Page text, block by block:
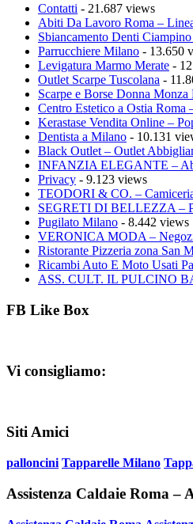
Contatti - 21.687 views
Abiti Da Lavoro Roma –
Sbiancamento Denti
Parrucchiere Milano - 13.650
Levigatura Marmo Merate -
Outlet Scarpe Tuscolana -
Scarpe e Borse Donna
Centro Estetico a Ostia Roma
Kerastase Vendita Online –
Dentista a Milano - 10.131
Black Outlet – Outlet
INFANZIA ELEGANTE –
Privacy - 9.123 views
TEODORI & CO. –
SEGRETI DI BELLEZZA –
Pugilato Milano - 8.442 views
VERONICA MODA –
Ristorante Pizzeria zona San
Ricambi Auto E Moto Usati
ASS. CULT. IL PULCINO
FB Like Box
Vi consigliamo:
Siti Amici
palloncini Tapparelle Milano
Assistenza Caldaie Roma –